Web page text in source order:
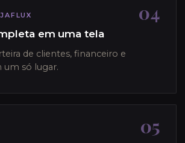
04
em uma tela
de clientes, financeiro e
um só lugar.
05